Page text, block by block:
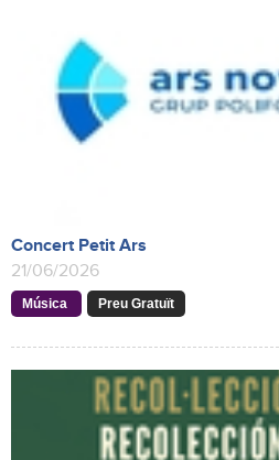
Concert Petit Ars
21/06/2026
Música Preu Gratuït